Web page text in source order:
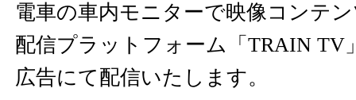
電車の車内モニターで映像コンテ
配信プラットフォーム「TRAIN TV
広告にて配信いたします。